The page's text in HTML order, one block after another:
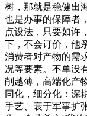
树，那就是稳健出
也是办事的保障者
点设法，只要如许
下，不会订价，他
消费者对产物的需
况等要素。不单没
削越薄，高端化产
同化，细分化：深
手艺、衰于军事扩